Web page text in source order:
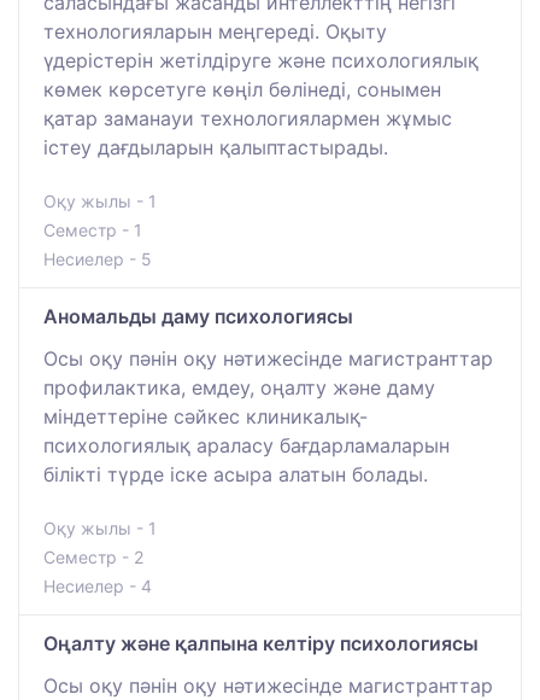
технологияларын меңгереді. Оқыту
үдерістерін жетілдіруге және психологиялық
көмек көрсетуге көңіл бөлінеді, сонымен
қатар заманауи технологиялармен жұмыс
істеу дағдыларын қалыптастырады.
Оқу жылы - 1
Семестр - 1
Несиелер - 5
Аномальды даму психологиясы
Осы оқу пәнін оқу нәтижесінде магистранттар
профилактика, емдеу, оңалту және даму
міндеттеріне сәйкес клиникалық-
психологиялық араласу бағдарламаларын
білікті түрде іске асыра алатын болады.
Оқу жылы - 1
Семестр - 2
Несиелер - 4
Оңалту және қалпына келтіру психологиясы
Осы оқу пәнін оқу нәтижесінде магистранттар